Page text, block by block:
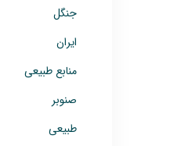
جنگل
ایران
منابع طبیعی
صنوبر
طبیعی